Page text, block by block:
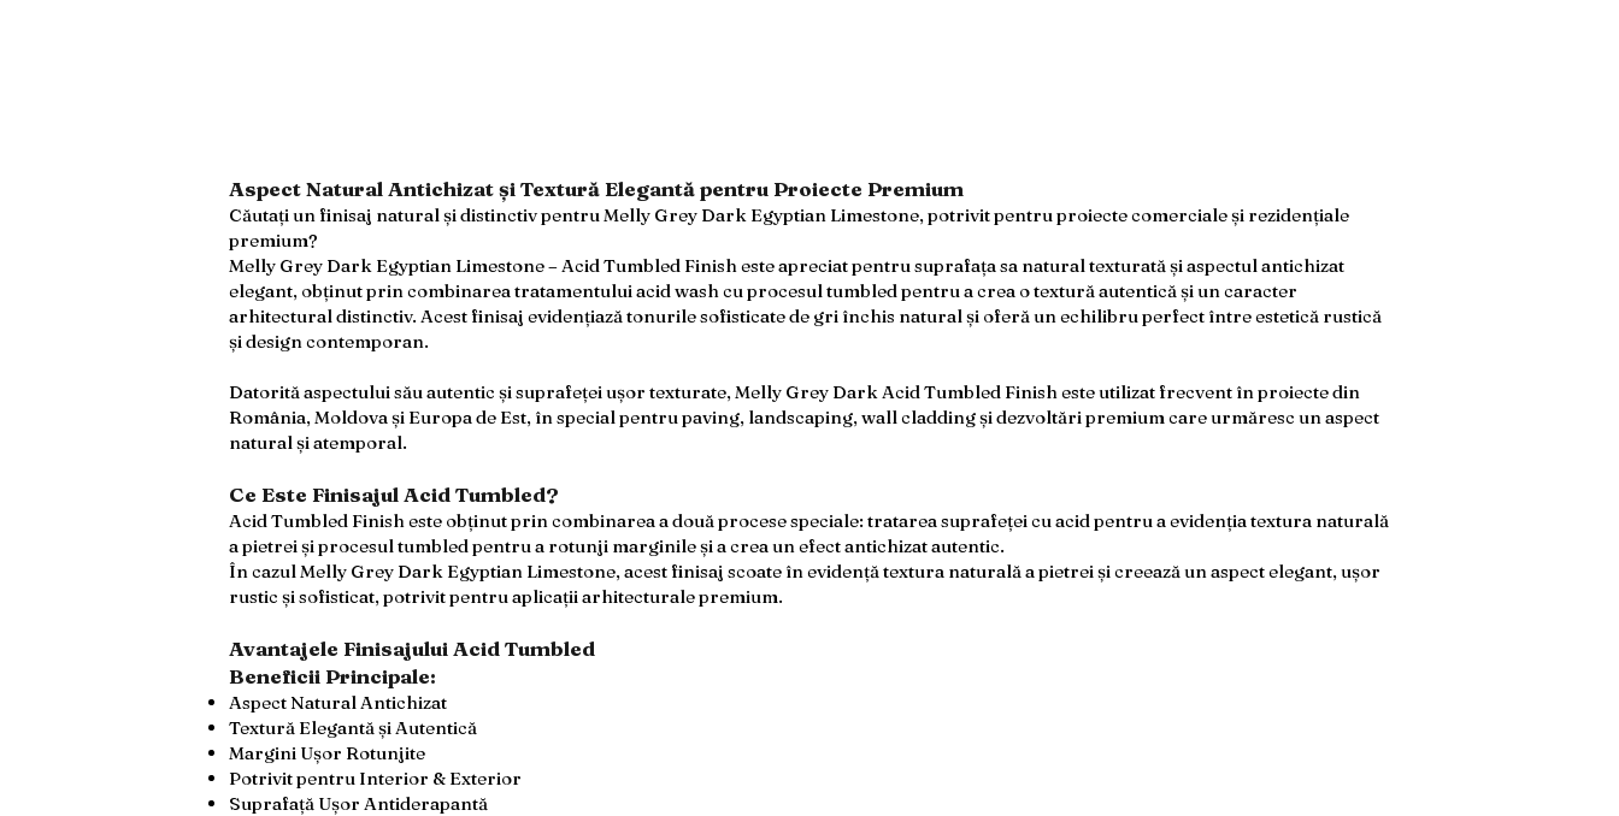
Aspect Natural Antichizat și Textură Elegantă pentru Proiecte Premium
Căutați un finisaj natural și distinctiv pentru Melly Grey Dark Egyptian Limestone, potrivit pentru proiecte comerciale și rezidențiale
premium?
Melly Grey Dark Egyptian Limestone – Acid Tumbled Finish este apreciat pentru suprafața sa natural texturată și aspectul antichizat
elegant, obținut prin combinarea tratamentului acid wash cu procesul tumbled pentru a crea o textură autentică și un caracter
arhitectural distinctiv. Acest finisaj evidențiază tonurile sofisticate de gri închis natural și oferă un echilibru perfect între estetică rustică
și design contemporan.
Datorită aspectului său autentic și suprafeței ușor texturate, Melly Grey Dark Acid Tumbled Finish este utilizat frecvent în proiecte din
România, Moldova și Europa de Est, în special pentru paving, landscaping, wall cladding și dezvoltări premium care urmăresc un aspect
natural și atemporal.
Ce Este Finisajul Acid Tumbled?
Acid Tumbled Finish este obținut prin combinarea a două procese speciale: tratarea suprafeței cu acid pentru a evidenția textura naturală
a pietrei și procesul tumbled pentru a rotunji marginile și a crea un efect antichizat autentic.
În cazul Melly Grey Dark Egyptian Limestone, acest finisaj scoate în evidență textura naturală a pietrei și creează un aspect elegant, ușor
rustic și sofisticat, potrivit pentru aplicații arhitecturale premium.
Avantajele Finisajului Acid Tumbled
Beneficii Principale:
Aspect Natural Antichizat
Textură Elegantă și Autentică
Margini Ușor Rotunjite
Potrivit pentru Interior & Exterior
Suprafață Ușor Antiderapantă